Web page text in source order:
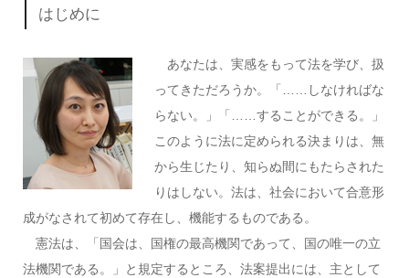
はじめに
あなたは、実感をもって法を学び、扱
ってきただろうか。「……しなければな
らない。」「……することができる。」
このように法に定められる決まりは、無
から生じたり、知らぬ間にもたらされた
りはしない。法は、社会において合意形
成がなされて初めて存在し、機能するものである。
憲法は、「国会は、国権の最高機関であって、国の唯一の立
法機関である。」と規定するところ、法案提出には、主として